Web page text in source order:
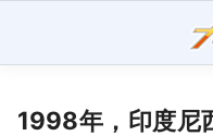
1998年，印度尼